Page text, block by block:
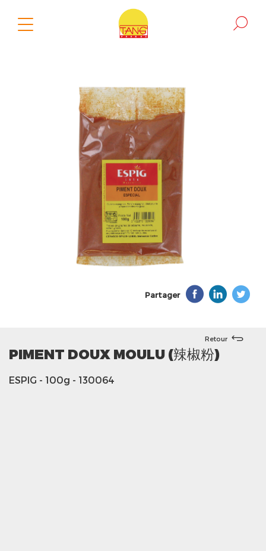
Partager
Retour
PIMENT DOUX MOULU (辣椒粉)
ESPIG - 100g - 130064